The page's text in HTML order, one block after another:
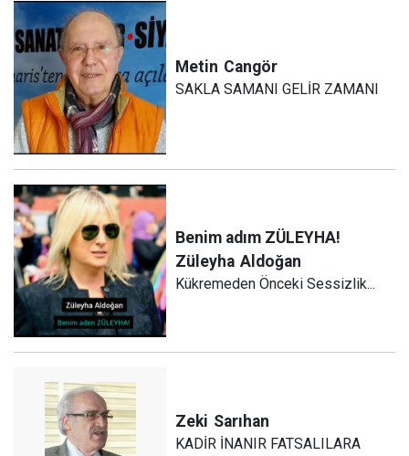
Metin Cangör
SAKLA SAMANI GELİR ZAMANI
Benim adım ZÜLEYHA!
Züleyha Aldoğan
Kükremeden Önceki Sessizlik...
Zeki Sarıhan
KADİR İNANIR FATSALILARA